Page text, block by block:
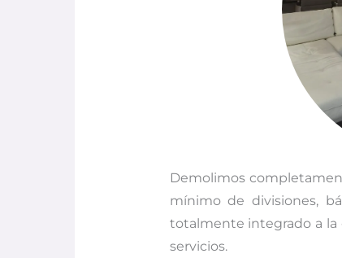
Demolimos
mínimo de divisiones,
totalmente integrado a la
servicios.